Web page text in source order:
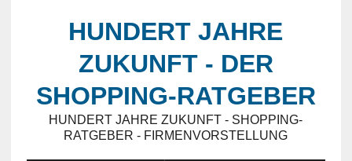
HUNDERT JAHRE
ZUKUNFT - DER
SHOPPING-RATGEBER
HUNDERT JAHRE ZUKUNFT - SHOPPING-
RATGEBER - FIRMENVORSTELLUNG